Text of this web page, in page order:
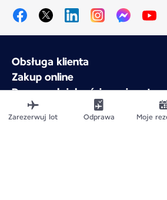
Obsługa klienta
Zakup online
Program lojalnościowy i
Air France dla firm
Aplikacja mobilna Air France
Zarezerwuj lot Odprawa Moje